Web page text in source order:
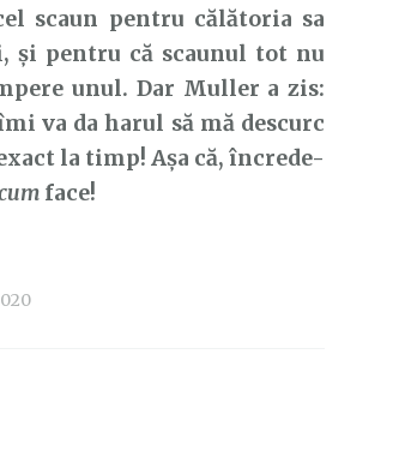
scaun pentru călătoria sa
și pentru că scaunul tot nu
unul. Dar Muller a zis:
va da harul să mă descurc
la timp! Așa că, încrede-
face!